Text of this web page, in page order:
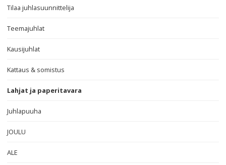
Tilaa juhlasuunnittelija
Teemajuhlat
Kausijuhlat
Kattaus & somistus
Lahjat ja paperitavara
Juhlapuuha
JOULU
ALE